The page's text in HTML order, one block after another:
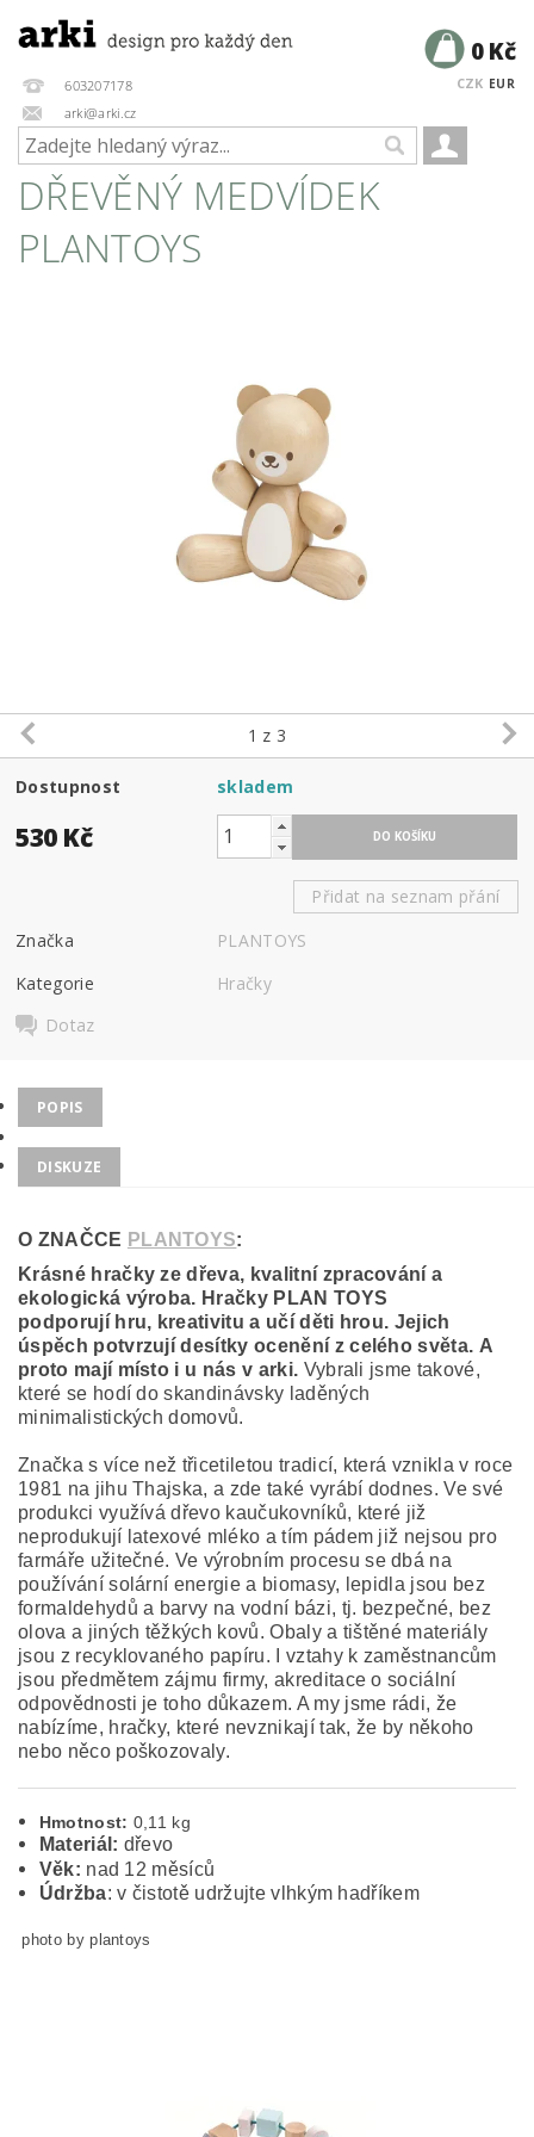
603207178
arki@arki.cz
CZK EUR
0 Kč
DŘEVĚNÝ MEDVÍDEK
PLANTOYS
1 z 3
Dostupnost skladem
530 Kč
Přidat na seznam přání
Značka
PLANTOYS
Kategorie
Hračky
Dotaz
POPIS
DISKUZE
O ZNAČCE PLANTOYS:
Krásné hračky ze dřeva, kvalitní zpracování a
ekologická výroba. Hračky PLAN TOYS
podporují hru, kreativitu a učí děti hrou. Jejich
úspěch potvrzují desítky ocenění z celého světa. A
proto mají místo i u nás v arki. Vybrali jsme takové,
které se hodí do skandinávsky laděných
minimalistických domovů.
Značka s více než třicetiletou tradicí, která vznikla v roce
1981 na jihu Thajska, a zde také vyrábí dodnes. Ve své
produkci využívá dřevo kaučukovníků, které již
neprodukují latexové mléko a tím pádem již nejsou pro
farmáře užitečné. Ve výrobním procesu se dbá na
používání solární energie a biomasy, lepidla jsou bez
formaldehydů a barvy na vodní bázi, tj. bezpečné, bez
olova a jiných těžkých kovů. Obaly a tištěné materiály
jsou z recyklovaného papíru. I vztahy k zaměstnancům
jsou předmětem zájmu firmy, akreditace o sociální
odpovědnosti je toho důkazem. A my jsme rádi, že
nabízíme, hračky, které nevznikají tak, že by někoho
nebo něco poškozovaly.
Hmotnost: 0,11 kg
Materiál: dřevo
Věk: nad 12 měsíců
Údržba: v čistotě udržujte vlhkým hadříkem
photo by plantoys